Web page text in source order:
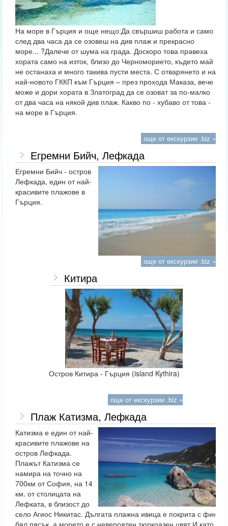
На море в Гърция и още нещо:Да свършиш работа и само
след два часа да се озовеш на див плаж и прекрасно
море... ?Далече от шума на града. Доскоро това правеха
хората само на изток, близо до Черноморието, където май
не останаха и много такива пусти места. С отварянето и на
най-новото ГККП към Гърция – през прохода Маказа, вече
може и дори хората в Златоград да се озоват за по-малко
от два часа на някой див плаж. Какво по - хубаво от това -
на море в Гърция.
още от екскурзии .biz »
Егремни Бийч, Лефкада
Егремни Бийч - остров
Лефкада, един от най-
красивите плажове в
Гърция.
още от екскурзии .biz »
Китира
Остров Китира - Гърция (island Kythira)
още от екскурзии .biz »
Плаж Катизма, Лефкада
Катизма е един от най-
красивите плажове на
остров Лефкада.
Плажът Катизма се
намира на точно на
700км от София, на 14
км. от столицата на
Лефката, в близост до
село Агиос Никитас. Дългата плажна ивица е покрита с фин
бял пясък, а морето е с невероятен тюркоазен цвят.И като